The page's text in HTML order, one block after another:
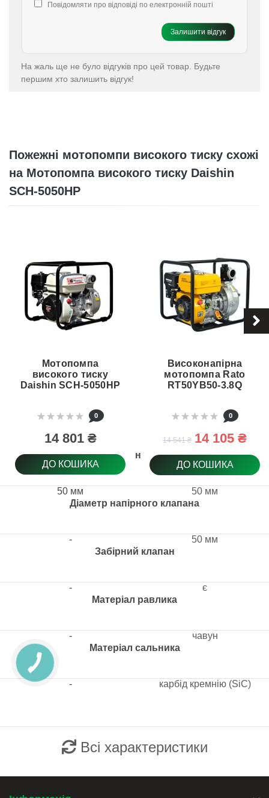
Повідомляти про відповіді по електронній пошті
Залишити відгук
На жаль ще не було відгуків про цей товар. Будьте
першим хто залишить відгук!
Пожежні мотопомпи високого тиску схожі
на Мотопомпа високого тиску Daishin
SCH-5050HP
Діаметр забірного клапана
Діаметр напірного клапана
Забірний клапан
Матеріал равлика
Матеріал сальника
Мотопомпа
високого тиску
Daishin SCH-5050HP
0
14 801 ₴
ДО КОШИКА
50 мм
-
-
-
-
Високонапірна
мотопомпа Rato
RT50YB50-3.8Q
0
14 541 ₴ 14 105 ₴
ДО КОШИКА
50 мм
50 мм
є
чавун
карбід кремнію (SiC)
Всі характеристики